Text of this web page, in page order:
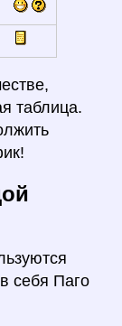
таблица.
себя Паго